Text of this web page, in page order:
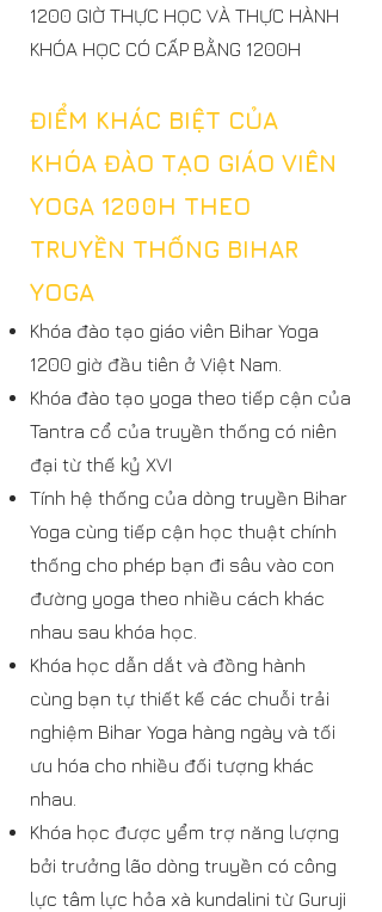
1200 GIỜ THỰC HỌC VÀ THỰC HÀNH
KHÓA HỌC CÓ CẤP BẰNG 1200H
ĐIỂM KHÁC BIỆT CỦA
KHÓA ĐÀO TẠO GIÁO VIÊN
YOGA 1200H THEO
TRUYỀN THỐNG BIHAR
YOGA
Khóa đào tạo giáo viên Bihar Yoga
1200 giờ đầu tiên ở Việt Nam.
Khóa đào tạo yoga theo tiếp cận của
Tantra cổ của truyền thống có niên
đại từ thế kỷ XVI
Tính hệ thống của dòng truyền Bihar
Yoga cùng tiếp cận học thuật chính
thống cho phép bạn đi sâu vào con
đường yoga theo nhiều cách khác
nhau sau khóa học.
Khóa học dẫn dắt và đồng hành
cùng bạn tự thiết kế các chuỗi trải
nghiệm Bihar Yoga hàng ngày và tối
ưu hóa cho nhiều đối tượng khác
nhau.
Khóa học được yểm trợ năng lượng
bởi trưởng lão dòng truyền có công
lực tâm lực hỏa xà kundalini từ Guruji